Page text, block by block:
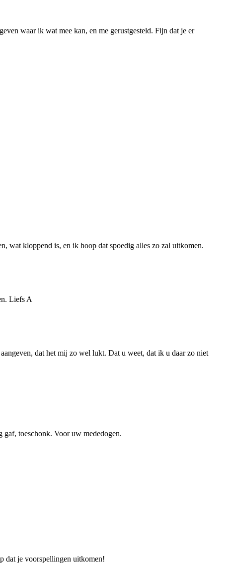
waar ik wat mee kan, en me gerustgesteld. Fijn dat je er
wat kloppend is, en ik hoop dat spoedig alles zo zal uitkomen.
Liefs A
dat het mij zo wel lukt. Dat u weet, dat ik u daar zo niet
toeschonk. Voor uw mededogen.
dat je voorspellingen uitkomen!